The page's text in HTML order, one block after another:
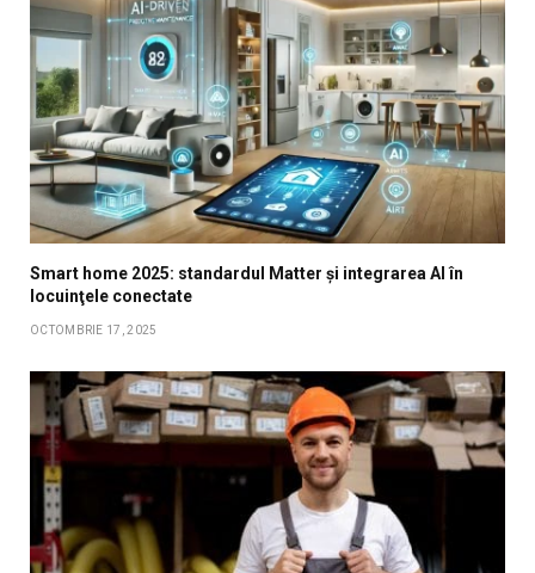
Smart home 2025: standardul Matter și integrarea AI în
locuinţele conectate
OCTOMBRIE 17, 2025